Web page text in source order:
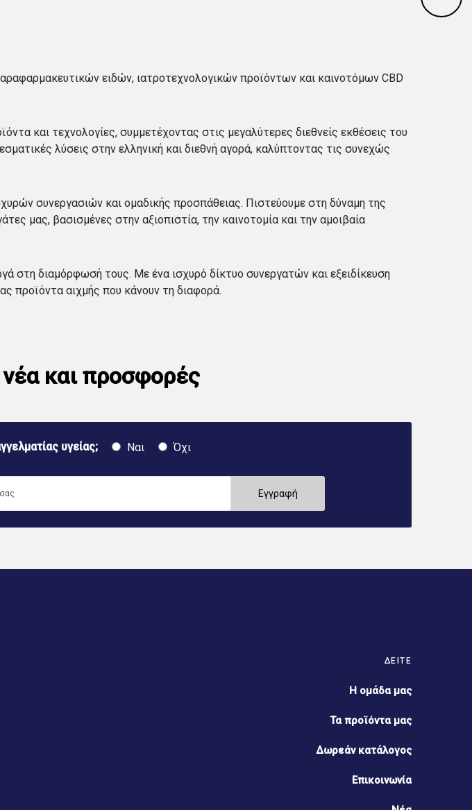
ειδών, ιατροτεχνολογικών προϊόντων και καινοτόμων CBD
και τεχνολογίες, συμμετέχοντας στις μεγαλύτερες διεθνείς εκθέσεις του
λύσεις στην ελληνική και διεθνή αγορά, καλύπτοντας τις συνεχώς
συνεργασιών και ομαδικής προσπάθειας. Πιστεύουμε στη δύναμη της
μας, βασισμένες στην αξιοπιστία, την καινοτομία και την αμοιβαία
στη διαμόρφωσή τους. Με ένα ισχυρό δίκτυο συνεργατών και εξειδίκευση
προϊόντα αιχμής που κάνουν τη διαφορά.
και προσφορές
υγείας; Ναι Όχι
ΔΕΊΤΕ
Η ομάδα μας
Τα προϊόντα μας
Δωρεάν κατάλογος
Επικοινωνία